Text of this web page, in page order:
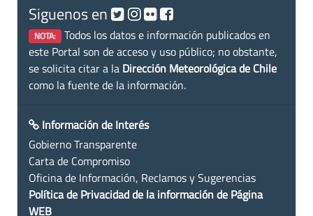
Siguenos en
NOTA: Todos los datos e información publicados en
este Portal son de acceso y uso público; no obstante,
se solicita citar a la Dirección Meteorológica de Chile
como la fuente de la información.
Información de Interés
Gobierno Transparente
Carta de Compromiso
Oficina de Información, Reclamos y Sugerencias
Política de Privacidad de la información de Página
WEB